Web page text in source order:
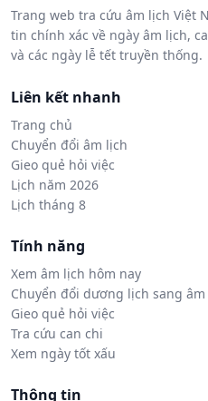
Trang web tra cứu âm lịch Việt
tin chính xác về ngày âm lịch,
và các ngày lễ tết truyền thống.
Liên kết nhanh
Trang chủ
Chuyển đổi âm lịch
Gieo quẻ hỏi việc
Lịch năm 2026
Lịch tháng 8
Tính năng
Xem âm lịch hôm nay
Chuyển đổi dương lịch sang
Gieo quẻ hỏi việc
Tra cứu can chi
Xem ngày tốt xấu
Thông tin